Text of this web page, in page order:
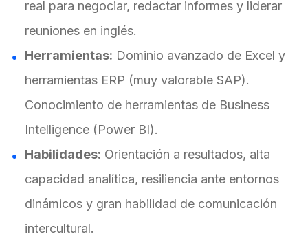
real para negociar, redactar informes y liderar
reuniones en inglés.
Herramientas: Dominio avanzado de Excel y
herramientas ERP (muy valorable SAP).
Conocimiento de herramientas de Business
Intelligence (Power BI).
Habilidades: Orientación a resultados, alta
capacidad analítica, resiliencia ante entornos
dinámicos y gran habilidad de comunicación
intercultural.